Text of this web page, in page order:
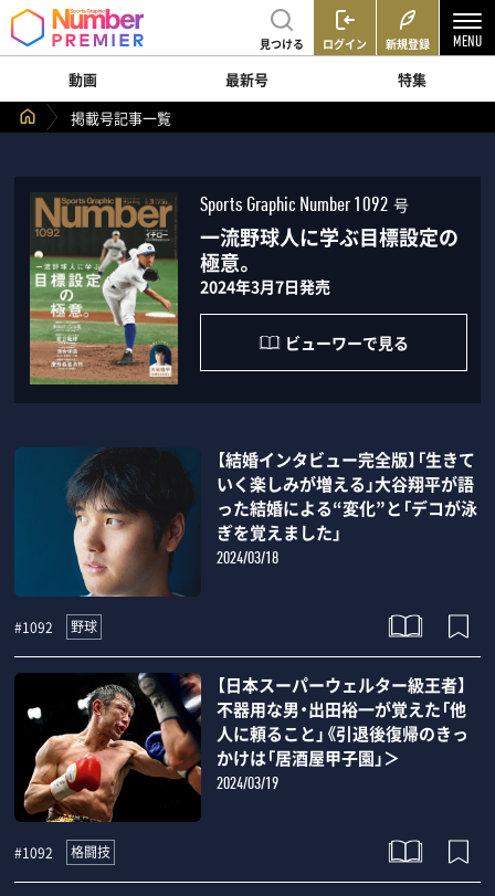
見つける ログイン 新規登録
動画 最新号
特集
掲載号記事一覧
Sports Graphic Number 1092 号
一流野球人に学ぶ目標設定の
極意。
2024年3月7日発売
ビューワーで見る
【結婚インタビュー完全版】「生きて
いく楽しみが増える」大谷翔平が語
った結婚による“変化”と「デコが泳
ぎを覚えました」
2024/03/18
#1092 野球
【日本スーパーウェルター級王者】
不器用な男・出田裕一が覚えた「他
人に頼ること」《引退後復帰のきっ
かけは「居酒屋甲子園」＞
2024/03/19
#1092 格闘技